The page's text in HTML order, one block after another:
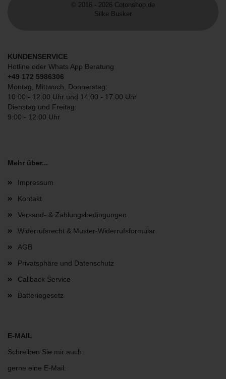
© 2016 - 2026 Cotonshop.de
Silke Busker
KUNDENSERVICE
Hotline oder Whats App Beratung
+49 172 5986306
Montag, Mittwoch, Donnerstag:
10:00 - 12:00 Uhr und 14:00 - 17:00 Uhr
Dienstag und Freitag:
9:00 - 12:00 Uhr
Mehr über...
Impressum
Kontakt
Versand- & Zahlungsbedingungen
Widerrufsrecht & Muster-Widerrufsformular
AGB
Privatsphäre und Datenschutz
Callback Service
Batteriegesetz
E-MAIL
Schreiben Sie mir auch
gerne eine E-Mail: